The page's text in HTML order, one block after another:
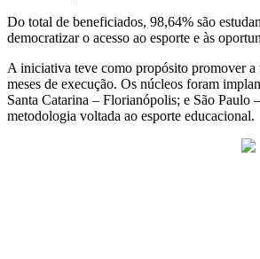
Do total de beneficiados, 98,64% são
democratizar o acesso ao esporte e às
A iniciativa teve como propósito promover a
meses de execução. Os núcleos foram
Santa Catarina – Florianópolis; e São Paulo
metodologia voltada ao esporte educacional.